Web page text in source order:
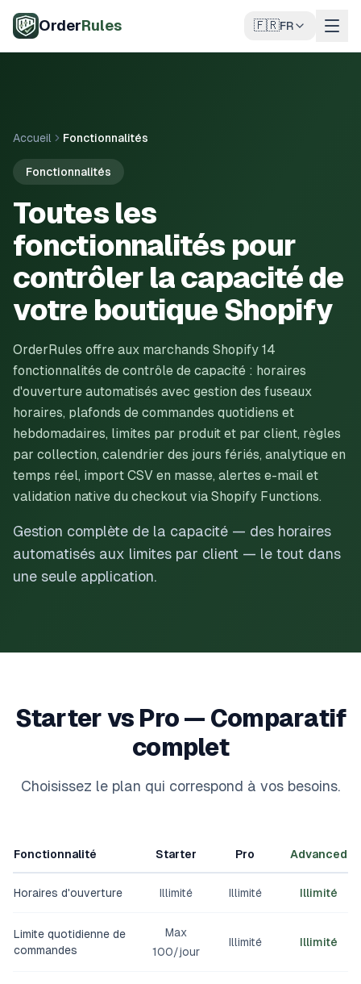
OrderRules 🇫🇷FR
Accueil Fonctionnalités
Fonctionnalités
Toutes les
fonctionnalités pour
contrôler la capacité de
votre boutique Shopify
OrderRules offre aux marchands Shopify 14
fonctionnalités de contrôle de capacité : horaires
d'ouverture automatisés avec gestion des fuseaux
horaires, plafonds de commandes quotidiens et
hebdomadaires, limites par produit et par client, règles
par collection, calendrier des jours fériés, analytique en
temps réel, import CSV en masse, alertes e-mail et
validation native du checkout via Shopify Functions.
Gestion complète de la capacité — des horaires
automatisés aux limites par client — le tout dans
une seule application.
Starter vs Pro — Comparatif
complet
Choisissez le plan qui correspond à vos besoins.
Fonctionnalité Starter Pro Advanced
Horaires d'ouverture Illimité Illimité Illimité
Limite quotidienne de
commandes
Max
100/jour
Illimité Illimité